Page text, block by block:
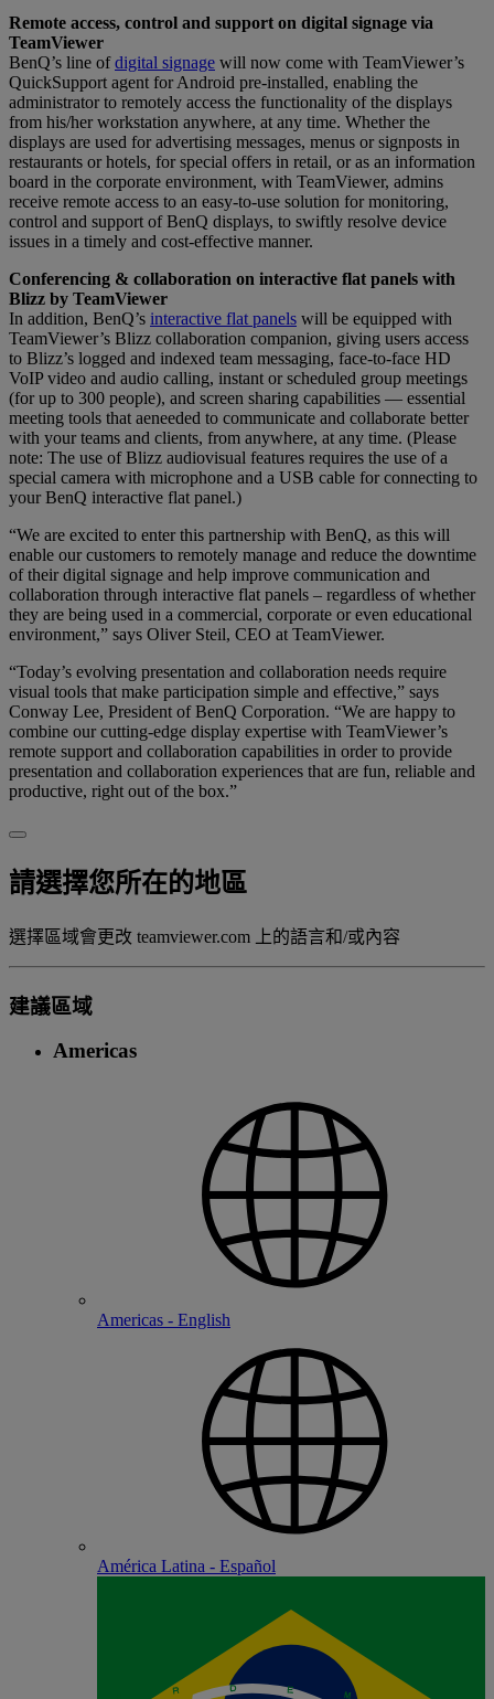
Remote access, control and support on digital signage via
TeamViewer
BenQ’s line ofdigital signage will now come with TeamViewer’s
QuickSupport agent for Android pre-installed, enabling the
administrator to remotely access the functionality of the displays
from his/her workstation anywhere, at any time. Whether the
displays are used for advertising messages, menus or signposts in
restaurants or hotels, for special offers in retail, or as an information
board in the corporate environment, with TeamViewer, admins
receive remote access to an easy-to-use solution for monitoring,
control and support of BenQ displays, to swiftly resolve device
issues in a timely and cost-effective manner.
Conferencing & collaboration on interactive flat panels with
Blizz by TeamViewer
In addition, BenQ’s interactive flat panels will be equipped with
TeamViewer’s Blizz collaboration companion, giving users access
to Blizz’s logged and indexed team messaging, face-to-face HD
VoIP video and audio calling, instant or scheduled group meetings
(for up to 300 people), and screen sharing capabilities — essential
meeting tools that aeneeded to communicate and collaborate better
with your teams and clients, from anywhere, at any time. (Please
note: The use of Blizz audiovisual features requires the use of a
special camera with microphone and a USB cable for connecting to
your BenQ interactive flat panel.)
“We are excited to enter this partnership with BenQ, as this will
enable our customers to remotely manage and reduce the downtime
of their digital signage and help improve communication and
collaboration through interactive flat panels – regardless of whether
they are being used in a commercial, corporate or even educational
environment,” says Oliver Steil, CEO at TeamViewer.
“Today’s evolving presentation and collaboration needs require
visual tools that make participation simple and effective,” says
Conway Lee, President of BenQ Corporation. “We are happy to
combine our cutting-edge display expertise with TeamViewer’s
remote support and collaboration capabilities in order to provide
presentation and collaboration experiences that are fun, reliable and
productive, right out of the box.”
請選擇您所在的地區
選擇區域會更改 teamviewer.com 上的語言和/或內容
建議區域
Americas
Americas - English
América Latina - Español